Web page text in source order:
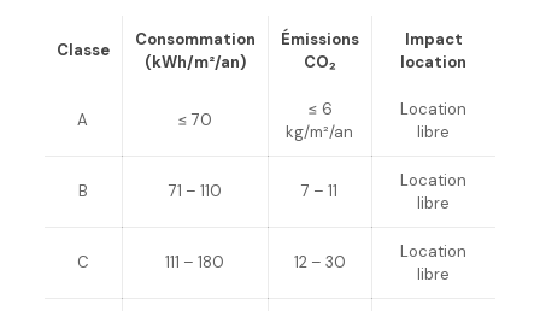
Classe
Consommation
(kWh/m²/an)
Émissions
CO₂
Impact
location
A ≤ 70
≤ 6
kg/m²/an
Location
libre
B 71 – 110 7 – 11
Location
libre
C 111 – 180 12 – 30
Location
libre